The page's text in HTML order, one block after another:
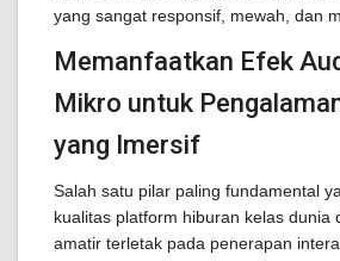
yang sangat responsif, mewah, dan
Memanfaatkan Efek
Mikro untuk
yang Imersif
Salah satu pilar paling fundamental
kualitas platform hiburan kelas dunia
amatir terletak pada penerapan